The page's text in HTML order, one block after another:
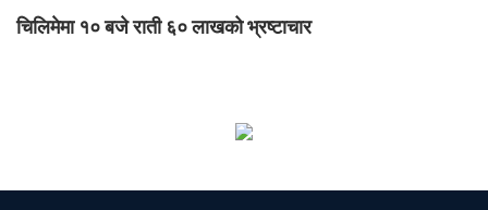
चिलिमेमा १० बजे राती ६० लाखको भ्रष्टाचार